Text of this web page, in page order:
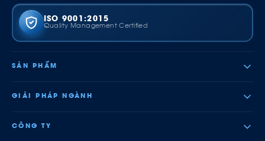
ISO 9001:2015
Quality Management Certified
SẢN PHẨM
GIẢI PHÁP NGÀNH
CÔNG TY